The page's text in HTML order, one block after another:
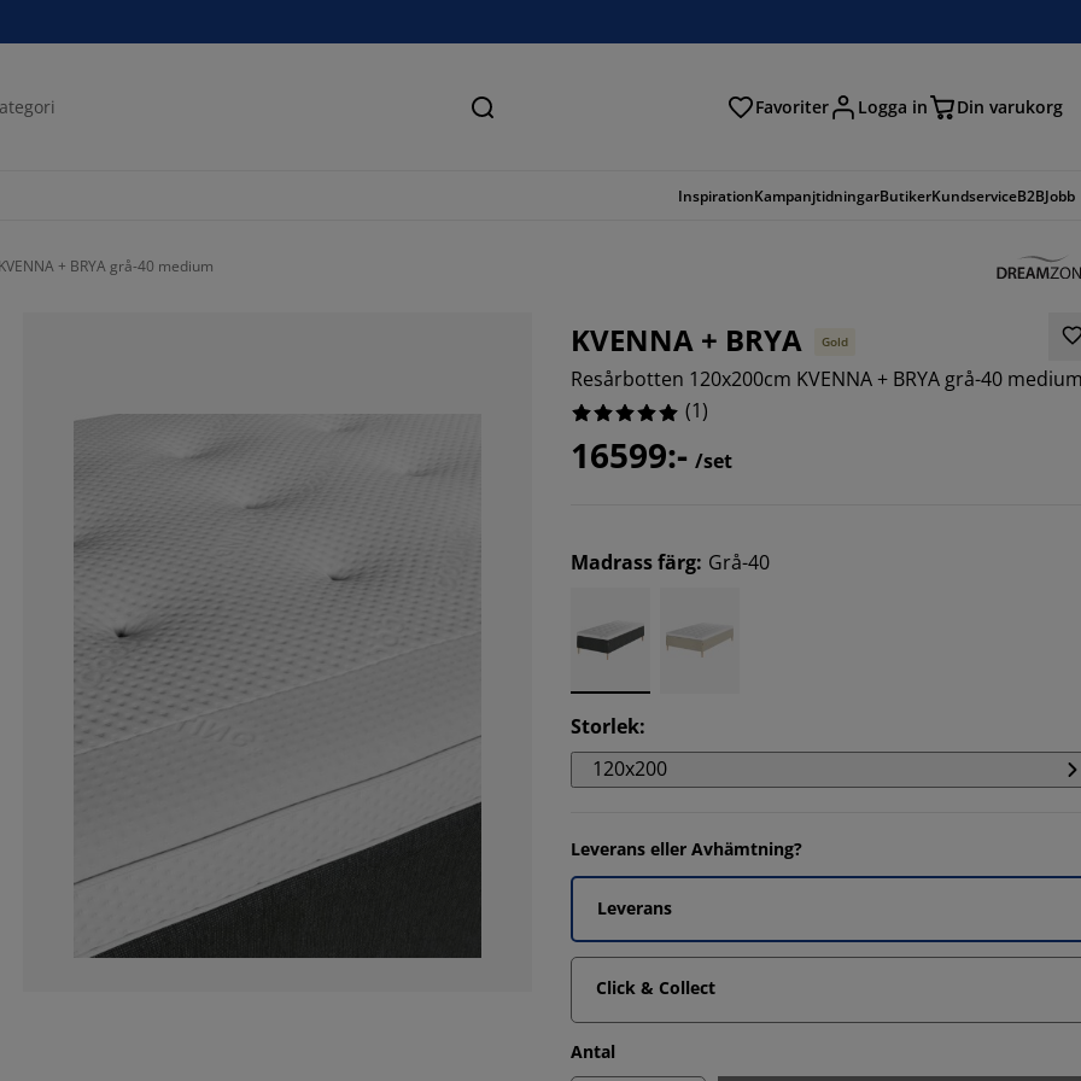
Sök Favoriter Logga in Din varukorg
InspirationKampanjtidningarButikerKundserviceB2BJobb
+ BRYA grå-40 medium
KVENNA + BRYA Gold
Resårbotten 120x200cm KVENNA + BRYA grå-40
(1)
16599:- /set
Madrass färg: Grå-40
Storlek:
120x200
Leverans eller Avhämtning?
Leverans
Click & Collect
Antal